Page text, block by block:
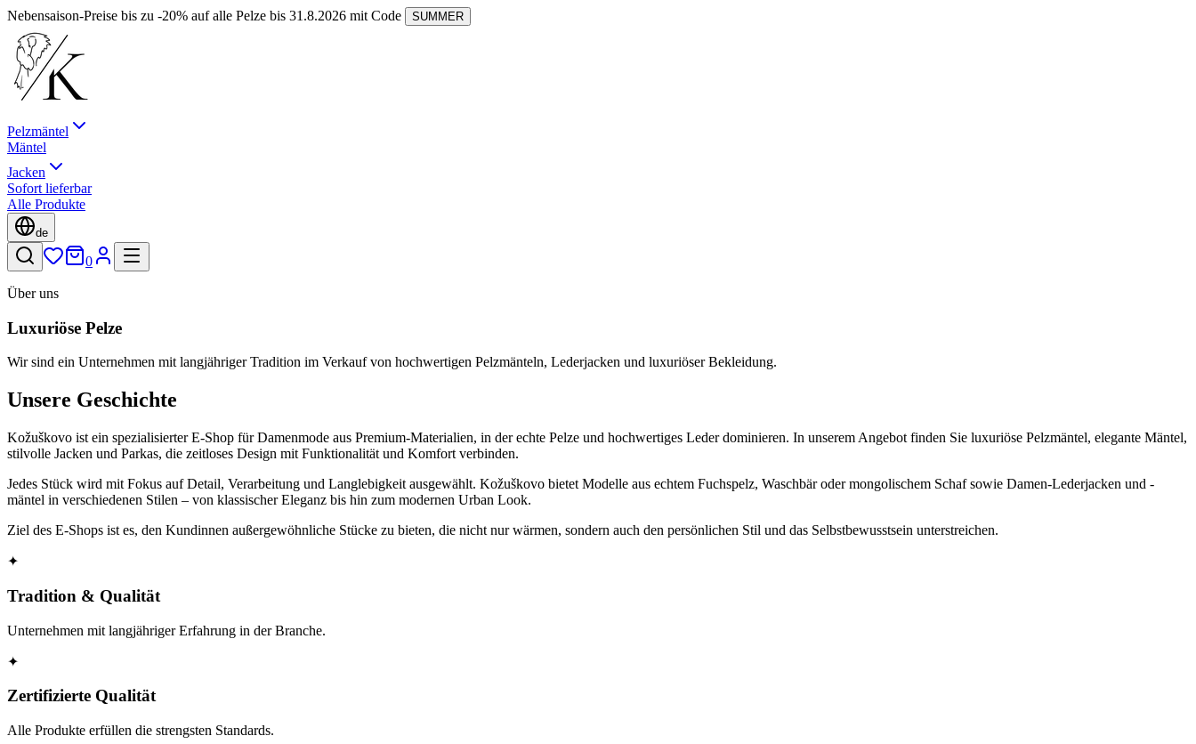
Nebensaison-Preise bis zu -20% auf alle Pelze bis 31.8.2026 mit Code SUMMER
Pelzmäntel
Mäntel
Jacken
Sofort lieferbar
Alle Produkte
de
0
Über uns
Luxuriöse Pelze
Wir sind ein Unternehmen mit langjähriger Tradition im Verkauf von hochwertigen Pelzmänteln, Lederjacken und luxuriöser Bekleidung.
Unsere Geschichte
Kožuškovo ist ein spezialisierter E-Shop für Damenmode aus Premium-Materialien, in der echte Pelze und hochwertiges Leder dominieren. In unserem Angebot finden Sie luxuriöse Pelzmäntel, elegante Mäntel,
stilvolle Jacken und Parkas, die zeitloses Design mit Funktionalität und Komfort verbinden.
Jedes Stück wird mit Fokus auf Detail, Verarbeitung und Langlebigkeit ausgewählt. Kožuškovo bietet Modelle aus echtem Fuchspelz, Waschbär oder mongolischem Schaf sowie Damen-Lederjacken und -
mäntel in verschiedenen Stilen – von klassischer Eleganz bis hin zum modernen Urban Look.
Ziel des E-Shops ist es, den Kundinnen außergewöhnliche Stücke zu bieten, die nicht nur wärmen, sondern auch den persönlichen Stil und das Selbstbewusstsein unterstreichen.
✦
Tradition & Qualität
Unternehmen mit langjähriger Erfahrung in der Branche.
✦
Zertifizierte Qualität
Alle Produkte erfüllen die strengsten Standards.